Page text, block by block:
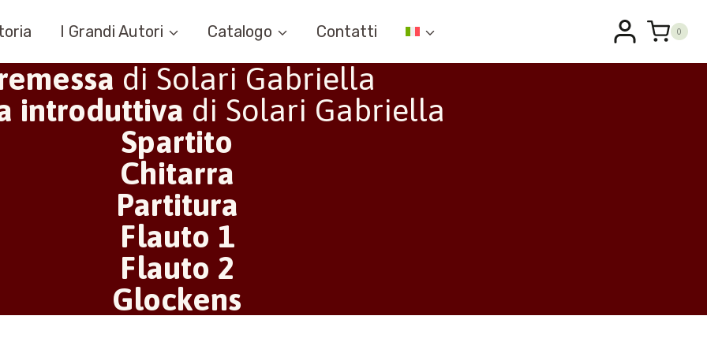
I Grandi Autori Catalogo Contatti 0
di Solari Gabriella
introduttiva di Solari Gabriella
Spartito
Chitarra
Partitura
Flauto 1
Flauto 2
Glockens